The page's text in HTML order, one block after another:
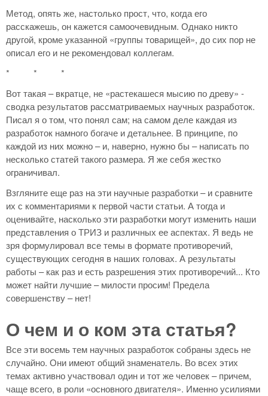
Метод, опять же, настолько прост, что, когда его
расскажешь, он кажется самоочевидным. Однако никто
другой, кроме указанной «группы товарищей», до сих пор не
описал его и не рекомендовал коллегам.
* * *
Вот такая – вкратце, не «растекашеся мысию по древу» -
сводка результатов рассматриваемых научных разработок.
Писал я о том, что понял сам; на самом деле каждая из
разработок намного богаче и детальнее. В принципе, по
каждой из них можно – и, наверно, нужно бы – написать по
несколько статей такого размера. Я же себя жестко
ограничивал.
Взгляните еще раз на эти научные разработки – и сравните
их с комментариями к первой части статьи. А тогда и
оценивайте, насколько эти разработки могут изменить наши
представления о ТРИЗ и различных ее аспектах. Я ведь не
зря формулировал все темы в формате противоречий,
существующих сегодня в наших головах. А результаты
работы – как раз и есть разрешения этих противоречий... Кто
может найти лучшие – милости просим! Предела
совершенству – нет!
О чем и о ком эта статья?
Все эти восемь тем научных разработок собраны здесь не
случайно. Они имеют общий знаменатель. Во всех этих
темах активно участвовал один и тот же человек – причем,
чаще всего, в роли «основного двигателя». Именно усилиями